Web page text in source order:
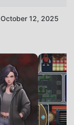
October 12, 2025